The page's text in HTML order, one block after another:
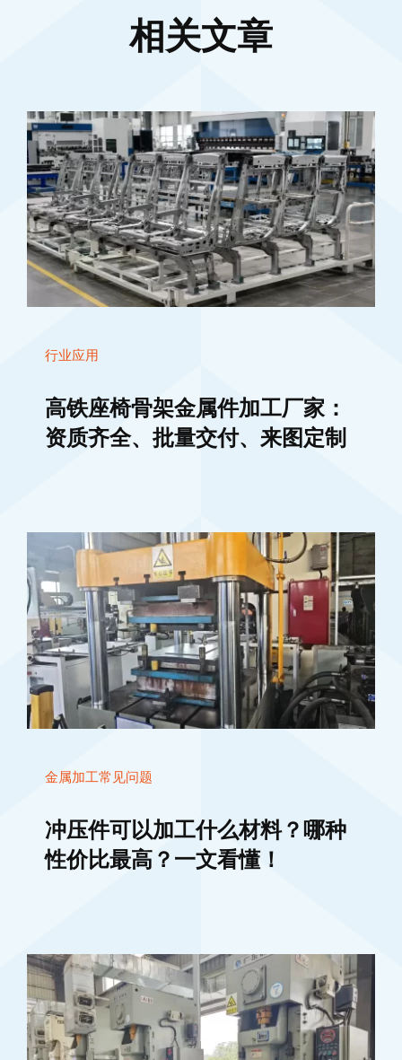
相关文章
行业应用
高铁座椅骨架金属件加工厂家：
资质齐全、批量交付、来图定制
金属加工常见问题
冲压件可以加工什么材料？哪种
性价比最高？一文看懂！